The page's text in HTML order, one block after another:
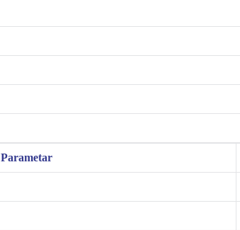
Parametar